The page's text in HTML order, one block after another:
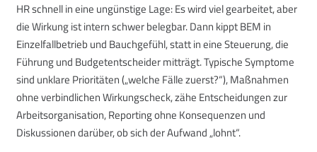
HR schnell in eine ungünstige Lage: Es wird viel gearbeitet, aber
die Wirkung ist intern schwer belegbar. Dann kippt BEM in
Einzelfallbetrieb und Bauchgefühl, statt in eine Steuerung, die
Führung und Budgetentscheider mitträgt. Typische Symptome
sind unklare Prioritäten („welche Fälle zuerst?“), Maßnahmen
ohne verbindlichen Wirkungscheck, zähe Entscheidungen zur
Arbeitsorganisation, Reporting ohne Konsequenzen und
Diskussionen darüber, ob sich der Aufwand „lohnt“.